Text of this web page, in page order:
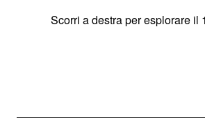
Scorri a destra per esplorare il